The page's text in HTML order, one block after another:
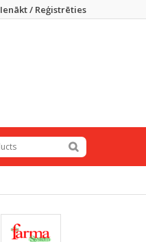
Ienākt / Reģistrēties